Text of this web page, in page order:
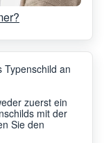
Typenschild an
zuerst ein
mit der
Sie den